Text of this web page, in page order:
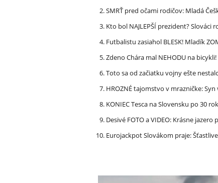
SMRŤ pred očami rodičov: Mladá
Kto bol NAJLEPŠÍ prezident? Slováci
Futbalistu zasiahol BLESK! Mladík
Zdeno Chára mal NEHODU na
Toto sa od začiatku vojny ešte
HROZNÉ tajomstvo v mrazničke:
KONIEC Tesca na Slovensku po 30
Desivé FOTO a VIDEO: Krásne
Eurojackpot Slovákom praje: